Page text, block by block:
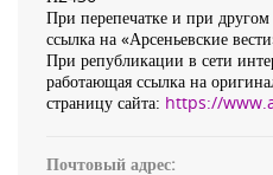
При перепечатке и при другом
ссылка на «Арсеньевские
При републикации в сети
работающая ссылка на
страницу сайта: https://
Почтовый адрес: